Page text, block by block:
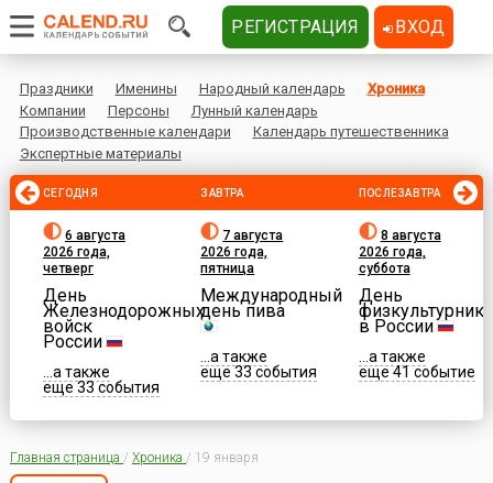
Праздники Именины Народный календарь
Хроника
Компании
Персоны
Лунный календарь
Производственные календари
Календарь путешественника
Экспертные материалы
СЕГОДНЯ
6 августа
2026 года,
четверг
День
Железнодорожных
войск
России
...а также
еще 33 события
ЗАВТРА
7 августа
2026 года,
пятница
Международный
день пива
...а также
еще 33 события
ПОСЛЕЗАВТРА
8 августа
2026 года,
суббота
День
физкультурника
в России
...а также
еще 41 событие
Главная страница / Хроника / 19 января
РЕГИСТРАЦИЯ ВХОД